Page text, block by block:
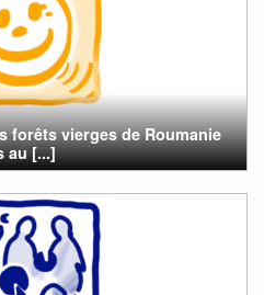
forêts vierges de Roumanie
au [...]